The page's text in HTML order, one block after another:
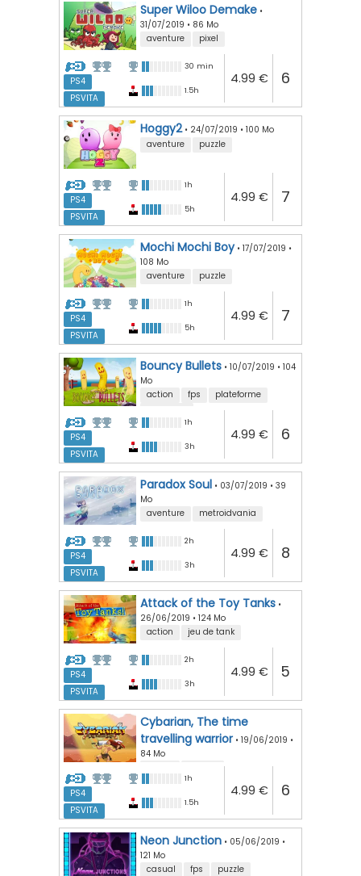
Super Wiloo Demake •
31/07/2019 • 86 Mo
aventure
pixel
PS4
PSVITA
30 min
1.5h
4.99 € 6
Hoggy2• 24/07/2019 • 100 Mo
aventure
puzzle
PS4
PSVITA
1h
5h
4.99 € 7
Mochi Mochi Boy• 17/07/2019 •
108 Mo
aventure
puzzle
PS4
PSVITA
1h
5h
4.99 € 7
Bouncy Bullets • 10/07/2019 • 104
Mo
action
fps
plateforme
PS4
PSVITA
1h
3h
4.99 € 6
Paradox Soul • 03/07/2019 • 39
Mo
aventure
metroidvania
PS4
PSVITA
2h
3h
4.99 € 8
Attack of the Toy Tanks •
26/06/2019 • 124 Mo
action
jeu de tank
PS4
PSVITA
2h
3h
4.99 € 5
Cybarian, The time
travelling warrior • 19/06/2019 •
84 Mo
PS4
PSVITA
1h
1.5h
4.99 € 6
Neon Junction • 05/06/2019 •
121 Mo
casual
fps puzzle